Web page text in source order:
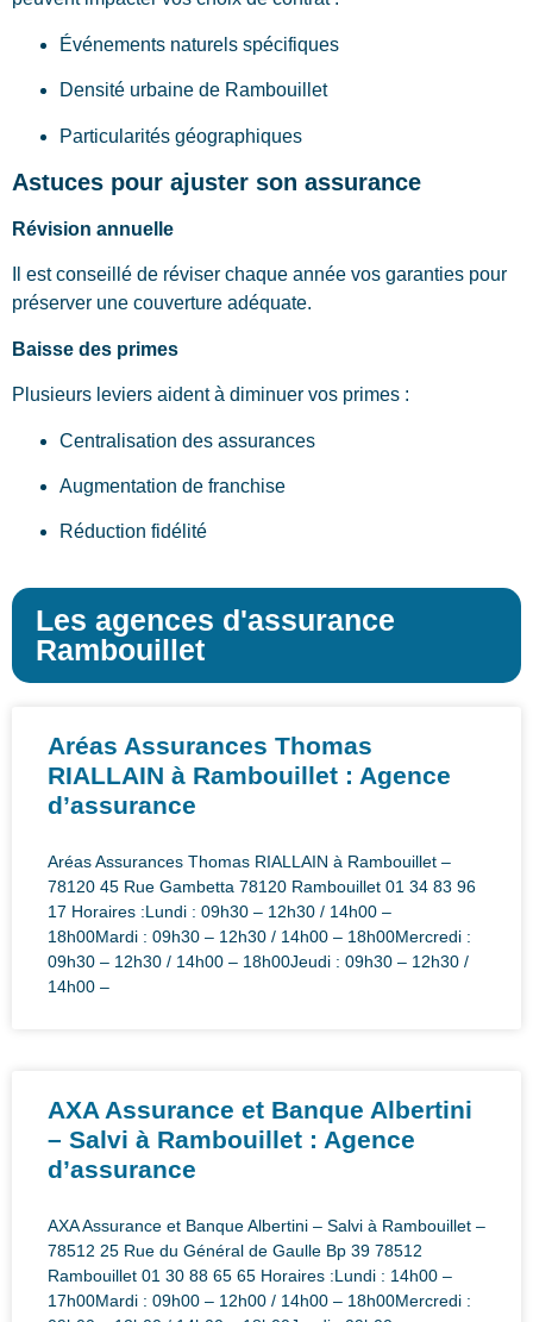
Événements naturels spécifiques
Densité urbaine de Rambouillet
Particularités géographiques
Astuces pour ajuster son assurance
Révision annuelle
Il est conseillé de réviser chaque année vos garanties pour
préserver une couverture adéquate.
Baisse des primes
Plusieurs leviers aident à diminuer vos primes :
Centralisation des assurances
Augmentation de franchise
Réduction fidélité
Les agences d'assurance
Rambouillet
Aréas Assurances Thomas
RIALLAIN à Rambouillet : Agence
d’assurance
Aréas Assurances Thomas RIALLAIN à Rambouillet –
78120 45 Rue Gambetta 78120 Rambouillet 01 34 83 96
17 Horaires :Lundi : 09h30 – 12h30 / 14h00 –
18h00Mardi : 09h30 – 12h30 / 14h00 – 18h00Mercredi :
09h30 – 12h30 / 14h00 – 18h00Jeudi : 09h30 – 12h30 /
14h00 –
AXA Assurance et Banque Albertini
– Salvi à Rambouillet : Agence
d’assurance
AXA Assurance et Banque Albertini – Salvi à Rambouillet –
78512 25 Rue du Général de Gaulle Bp 39 78512
Rambouillet 01 30 88 65 65 Horaires :Lundi : 14h00 –
17h00Mardi : 09h00 – 12h00 / 14h00 – 18h00Mercredi :